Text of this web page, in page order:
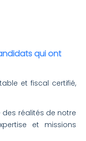
qui ont
et fiscal certifié,
des réalités de notre
et missions